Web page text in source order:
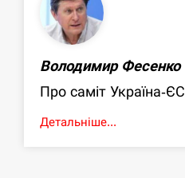
Володимир Фесенко
Про саміт Україна-ЄС
Детальніше...